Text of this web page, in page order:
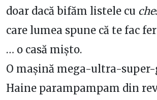
doar dacă bifăm listele cu
care lumea spune că te fac
… o casă mișto.
O mașină mega-ultra-super-
Haine parampampam din